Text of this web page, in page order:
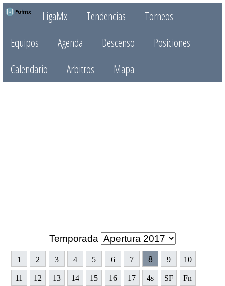
LigaMx Tendencias
Torneos
Equipos
Agenda Descenso
Posiciones
Calendario
Arbitros Mapa
Temporada
1 2 3 4 5 6 7 8 9 10
11 12 13 14 15 16 17 4s SF Fn